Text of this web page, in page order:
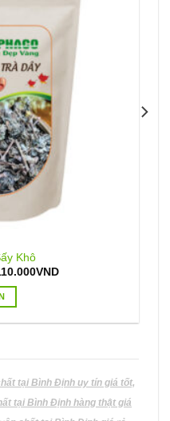
Khô
VNDKhoảng
110.000VND
tại Bình Định uy tín giá tốt,
tại Bình Định hàng thật giá